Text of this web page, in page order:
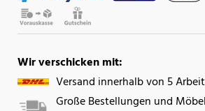
Wir verschicken mit:
Versand innerhalb von 5
Große Bestellungen und